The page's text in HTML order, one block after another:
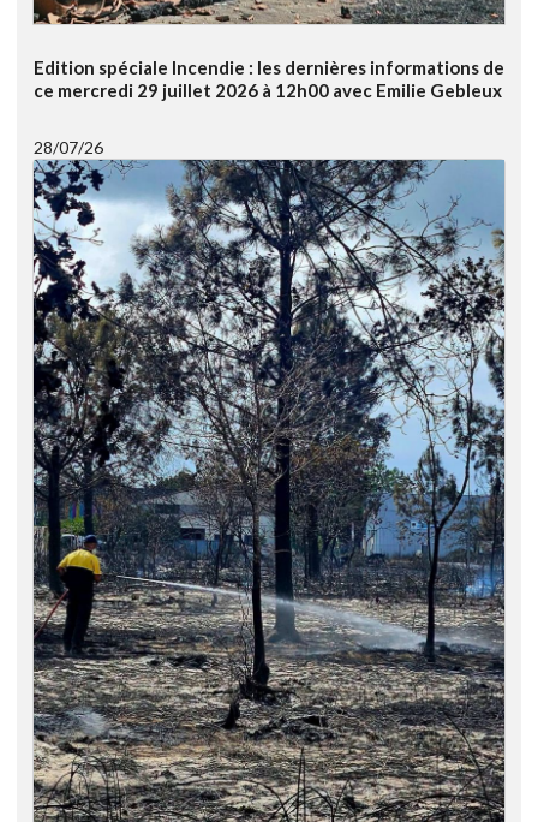
Edition spéciale Incendie : les dernières informations de
ce mercredi 29 juillet 2026 à 12h00 avec Emilie Gebleux
28/07/26